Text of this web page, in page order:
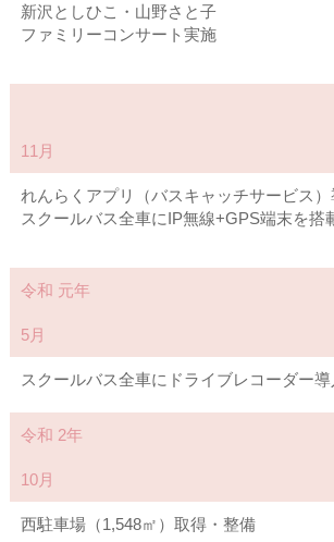
新沢としひこ・山野さと子
ファミリーコンサート実施
11月
れんらくアプリ（バスキャッチサービス）
スクールバス全車にIP無線+GPS端末を搭
令和 元年
5月
スクールバス全車にドライブレコーダー導
令和 2年
10月
西駐車場（1,548㎡）取得・整備